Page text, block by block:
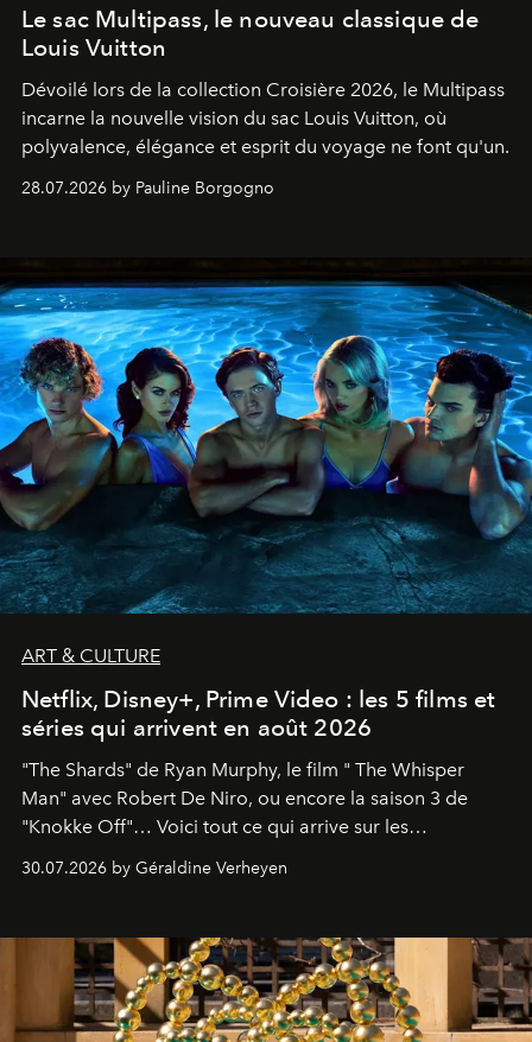
Le sac Multipass, le nouveau classique de
Louis Vuitton
Dévoilé lors de la collection Croisière 2026, le Multipass
incarne la nouvelle vision du sac Louis Vuitton, où
polyvalence, élégance et esprit du voyage ne font qu'un.
28.07.2026 by Pauline Borgogno
ART & CULTURE
Netflix, Disney+, Prime Video : les 5 films et
séries qui arrivent en août 2026
"The Shards" de Ryan Murphy, le film " The Whisper
Man" avec Robert De Niro, ou encore la saison 3 de
"Knokke Off"… Voici tout ce qui arrive sur les
plateformes de streaming en août 2026.
30.07.2026 by Géraldine Verheyen